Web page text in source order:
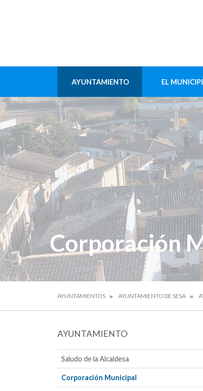
AYUNTAMIENTO EL
Corporación
AYUNTAMIENTOS AYUNTAMIENTO DE SESA
AYUNTAMIENTO
Saludo de la Alcaldesa
Corporación Municipal